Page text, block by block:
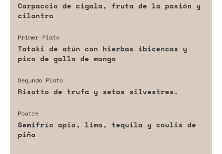
Carpaccio de cigala, fruta de la pasión y
cilantro
Primer Plato
Tataki de atún con hierbas ibicencas y
pico de gallo de mango
Segundo Plato
Risotto de trufa y setas silvestres.
Postre
Semifrío apio, lima, tequila y coulis de
piña